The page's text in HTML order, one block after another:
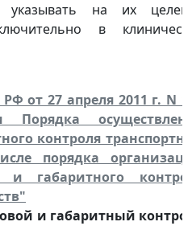
указывать на их
в
от 27 апреля 2011 г. N
Порядка
контроля
порядка
и габаритного
и габаритный